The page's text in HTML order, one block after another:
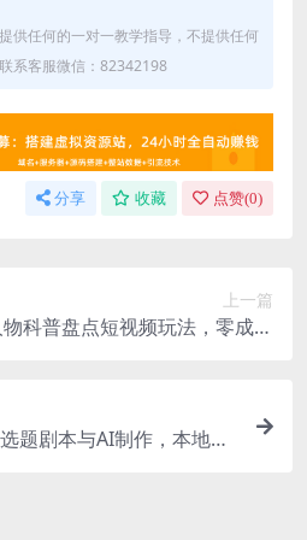
供任何的一对一教学指导，不提供任何
系客服微信：82342198
分享 收藏 点赞(0)
上一篇
科普盘点短视频玩法，零成本
题剧本与AI制作，本地线